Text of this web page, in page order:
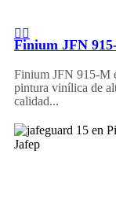
Finium JFN
Finium JFN 915-M
pintura vinílica de
calidad...